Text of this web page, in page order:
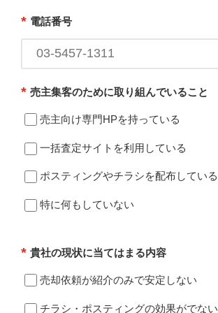
* 電話番号
* 売主集客のために取り組んでいること
売主向け専門HPを持っている
一括査定サイトを利用している
ポスティングやチラシを配布している
特に何もしていない
* 貴社の現状に当てはまる内容
売却依頼が紹介のみで安定しない
チラシ・ポスティングの効果がでない